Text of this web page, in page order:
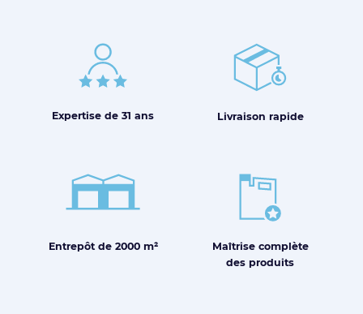
Expertise de 31 ans Livraison rapide
Entrepôt de 2000 m² Maîtrisecomplète
des produits